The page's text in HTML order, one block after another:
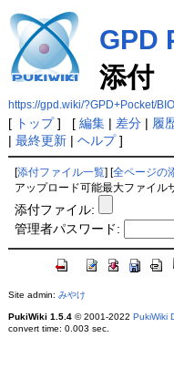
GPD
添付
https://gpd.wiki/?GPD+Pocket/
[ トップ] [ 編集| 差分| 履
| 最終更新| ヘルプ]
[添付ファイル一覧 ] [全ページの
アップロード可能最大ファイル
添付ファイル:
管理者パスワード:
Site admin: みやけ
PukiWiki 1.5.4© 2001-2022 PukiWiki
convert time: 0.003 sec.